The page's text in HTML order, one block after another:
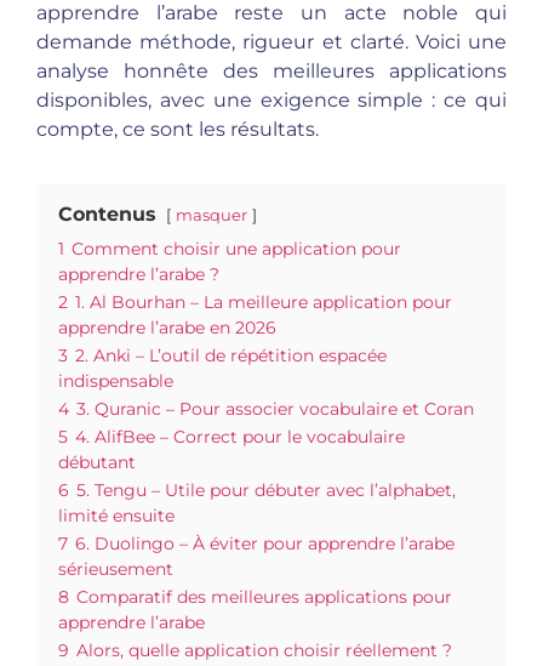
apprendre l’arabe reste un acte noble qui
demande méthode, rigueur et clarté. Voici une
analyse honnête des meilleures applications
disponibles, avec une exigence simple : ce qui
compte, ce sont les résultats.
Contenus masquer
1 Comment choisir une application pour
apprendre l’arabe ?
2 1. Al Bourhan – La meilleure application pour
apprendre l’arabe en 2026
3 2. Anki – L’outil de répétition espacée
indispensable
4 3. Quranic – Pour associer vocabulaire et Coran
5 4. AlifBee – Correct pour le vocabulaire
débutant
6 5. Tengu – Utile pour débuter avec l’alphabet,
limité ensuite
7 6. Duolingo – À éviter pour apprendre l’arabe
sérieusement
8 Comparatif des meilleures applications pour
apprendre l’arabe
9 Alors, quelle application choisir réellement ?